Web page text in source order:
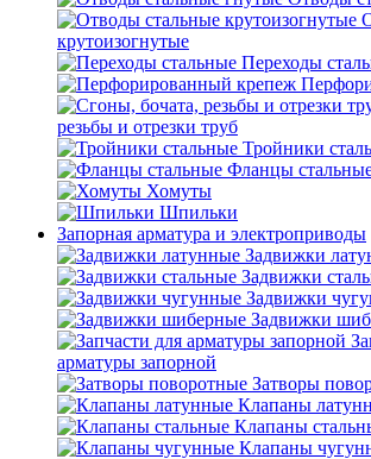
крутоизогнутые
Переходы
резьбы и отрезки труб
Тройники
Фланцы
Хомуты
Шпильки
Запорная арматура и электроприводы
Задвижки
Задвижки
Задвижки
Задвижки
арматуры запорной
Затворы
Клапаны
Клапаны
Клапаны